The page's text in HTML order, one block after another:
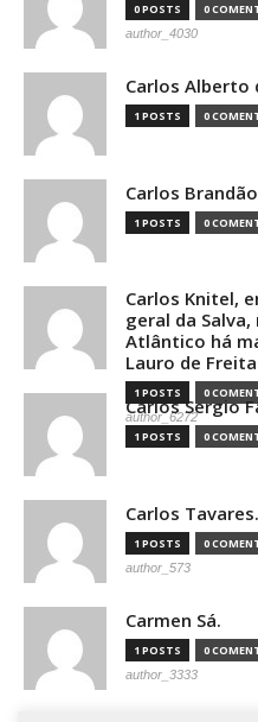
0 POSTS 0
author_4030
Carlos Alberto
1 POSTS 0
Carlos Brandão
1 POSTS 0
Carlos Knitel,
geral da
Atlântico há
Lauro de
1 POSTS 0
author_6272
Carlos Sergio
1 POSTS 0
Carlos
1 POSTS 0
author_573
Carmen Sá.
1 POSTS 0
author_3333